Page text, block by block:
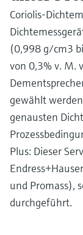
Coriolis-
(0,998 g/cm3
von 0,3% v. M.
gewählt
genausten
Plus: Dieser
und Promass),
durchgeführt.